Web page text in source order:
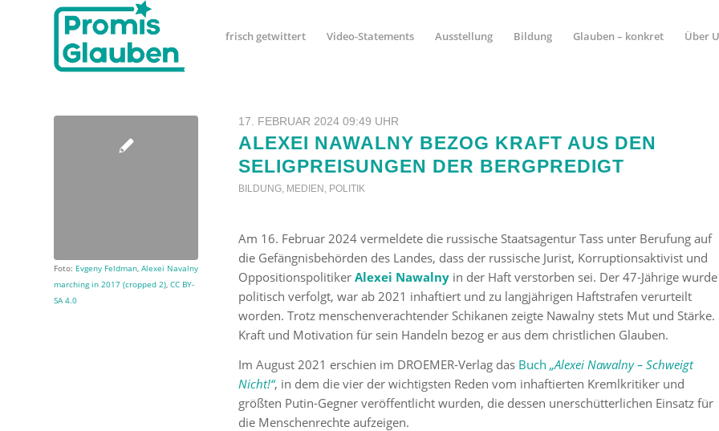
frisch getwittert Video-Statements Ausstellung Bildung Glauben – konkret Über
Foto: Evgeny Feldman, Alexei Navalny
marching in 2017 (cropped 2), CC BY-
SA 4.0
17. FEBRUAR 2024 09:49 UHR
ALEXEI NAWALNY BEZOG KRAFT AUS DEN
SELIGPREISUNGEN DER BERGPREDIGT
BILDUNG, MEDIEN , POLITIK
Am 16. Februar 2024 vermeldete die russische Staatsagentur Tass unter Berufung auf
die Gefängnisbehörden des Landes, dass der russische Jurist, Korruptionsaktivist und
Oppositionspolitiker Alexei Nawalny in der Haft verstorben sei. Der 47-Jährige wurde
politisch verfolgt, war ab 2021 inhaftiert und zu langjährigen Haftstrafen verurteilt
worden. Trotz menschenverachtender Schikanen zeigte Nawalny stets Mut und Stärke.
Kraft und Motivation für sein Handeln bezog er aus dem christlichen Glauben.
Im August 2021 erschien im DROEMER-Verlag das Buch „Alexei Nawalny – Schweigt
Nicht!“, in dem die vier der wichtigsten Reden vom inhaftierten Kremlkritiker und
größten Putin-Gegner veröffentlicht wurden, die dessen unerschütterlichen Einsatz für
die Menschenrechte aufzeigen.